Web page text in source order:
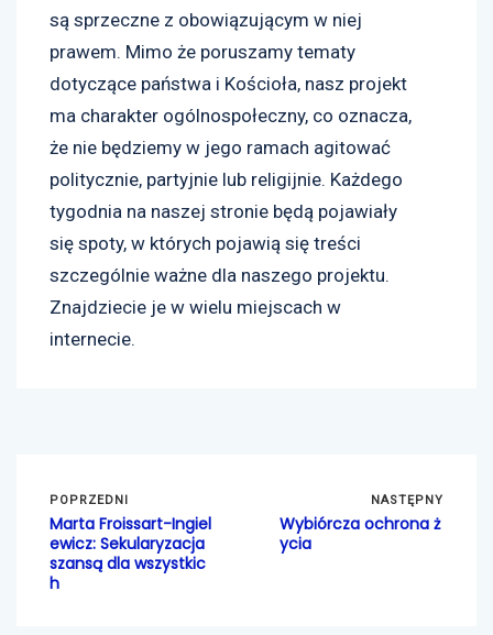
są sprzeczne z obowiązującym w niej
prawem. Mimo że poruszamy tematy
dotyczące państwa i Kościoła, nasz projekt
ma charakter ogólnospołeczny, co oznacza,
że nie będziemy w jego ramach agitować
politycznie, partyjnie lub religijnie. Każdego
tygodnia na naszej stronie będą pojawiały
się spoty, w których pojawią się treści
szczególnie ważne dla naszego projektu.
Znajdziecie je w wielu miejscach w
internecie.
POPRZEDNI
Marta Froissart-Ingiel
ewicz: Sekularyzacja
szansą dla wszystkic
h
NASTĘPNY
Wybiórcza ochrona ż
ycia